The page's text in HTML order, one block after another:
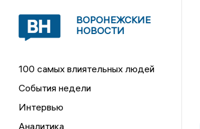
ВОРОНЕЖСКИЕ
НОВОСТИ
100 самых влиятельных людей
События недели
Интервью
Аналитика